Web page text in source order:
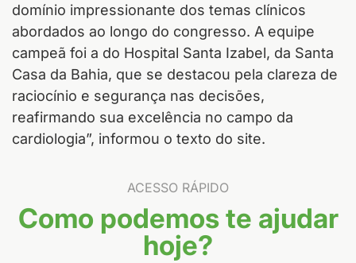
domínio impressionante dos temas clínicos
abordados ao longo do congresso. A equipe
campeã foi a do Hospital Santa Izabel, da Santa
Casa da Bahia, que se destacou pela clareza de
raciocínio e segurança nas decisões,
reafirmando sua excelência no campo da
cardiologia”, informou o texto do site.
ACESSO RÁPIDO
Como podemos te ajudar
hoje?